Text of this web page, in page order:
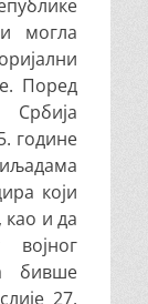
могла
Поред
године
који
и да
војног
бивше
27.